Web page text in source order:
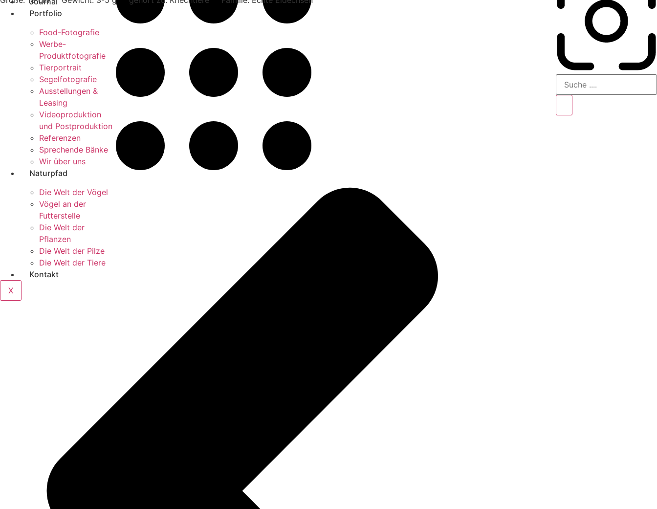
Portfolio
Food-Fotografie
Werbe-
Produktfotografie
Tierportrait
Segelfotografie
Ausstellungen &
Leasing
Videoproduktion
und Postproduktion
Referenzen
Sprechende Bänke
Wir über uns
Naturpfad
Die Welt der Vögel
Vögel an der
Futterstelle
Die Welt der
Pflanzen
Die Welt der Pilze
Die Welt der Tiere
Kontakt
X